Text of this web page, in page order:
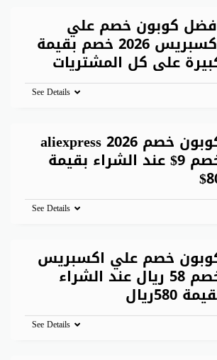
كوبون خصم علي
اكسبريس 2026 خصم بقيمة
على كل المشتريات
See Details
كوبون خصم aliexpress 2026
خصم 9$ عند الشراء بقيمة
See Details
خصم علي اكسبريس
خصم 58 ريال عند الشراء
580ريال
See Details